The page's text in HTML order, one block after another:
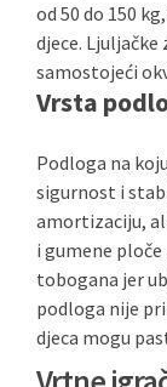
od 50 do 150
djece. Ljuljačke
samostojeći
Vrsta
Podloga na
sigurnost i
amortizaciju,
i gumene
tobogana jer
podloga nije
djeca mogu